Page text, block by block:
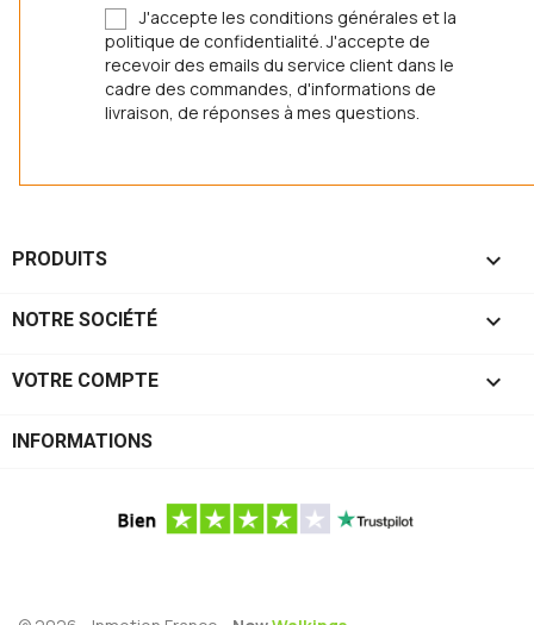
J'accepte les conditions générales et la
politique de confidentialité. J'accepte de
recevoir des emails du service client dans le
cadre des commandes, d'informations de
livraison, de réponses à mes questions.
PRODUITS 
NOTRE SOCIÉTÉ 
VOTRE COMPTE 
INFORMATIONS